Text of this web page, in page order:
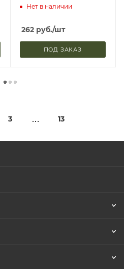
Нет в наличии
262руб./шт
ПОД ЗАКАЗ
3 13